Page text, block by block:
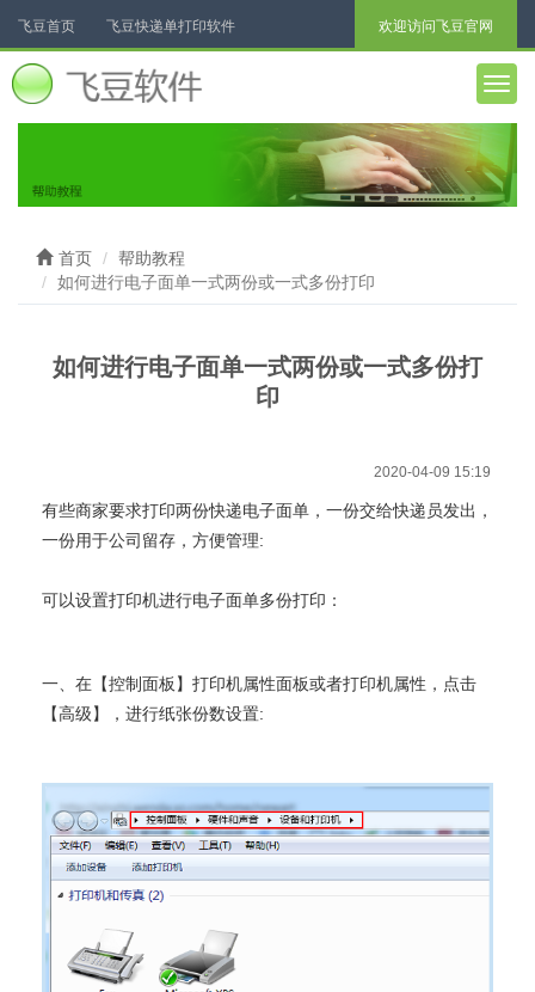
欢迎访问飞豆官网
飞豆首页 飞豆快递单打印软件
飞豆票据打印软件 飞豆聊天助手
首页
帮助教程
如何进行电子面单一式两份或一式多份打印
如何进行电子面单一式两份或一式多份打
印
2020-04-09 15:19
有些商家要求打印两份快递电子面单，一份交给快递员发出，
一份用于公司留存，方便管理:
可以设置打印机进行电子面单多份打印：
一、在【控制面板】打印机属性面板或者打印机属性，点击
【高级】，进行纸张份数设置: